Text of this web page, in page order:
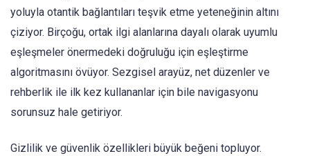
yoluyla otantik bağlantıları teşvik etme yeteneğinin altını
çiziyor. Birçoğu, ortak ilgi alanlarına dayalı olarak uyumlu
eşleşmeler önermedeki doğruluğu için eşleştirme
algoritmasını övüyor. Sezgisel arayüz, net düzenler ve
rehberlik ile ilk kez kullananlar için bile navigasyonu
sorunsuz hale getiriyor.
Gizlilik ve güvenlik özellikleri büyük beğeni topluyor.